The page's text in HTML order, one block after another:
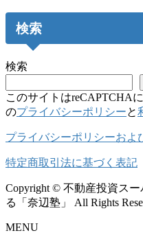
検索
検索
このサイトはreCAPTCHA
のプライバシーポリシーと
プライバシーポリシーおよ
特定商取引法に基づく表記
Copyright © 不動産投資ス
る「奈辺塾」 All Rights
MENU